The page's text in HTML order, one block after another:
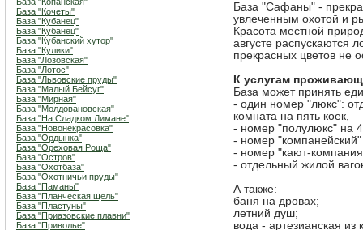
База "Кочеты"
База "Кубанец"
База "Кубанец"
База "Кубанский хутор"
База "Кулики"
База "Лозовская"
База "Лотос"
База "Львовские пруды"
База "Малый Бейсуг"
База "Мирная"
База "Молдовановская"
База "На Сладком Лимане"
База "Новонекрасовка"
База "Ордынка"
База "Ореховая Роща"
База "Остров"
База "Охотбаза"
База "Охотничьи пруды"
База "Паманы"
База "Планческая щель"
База "Пластуны"
База "Приазовские плавни"
База "Приволье"
База "Сафаны" -
увлеченным охотой и
Красота местной
августе распускаются
прекрасных цветов не
К услугам
База может принять
- один номер "люкс":
комната на пять коек,
- номер "полулюкс" на
- номер
- номер "кают-
- отдельный жилой
А также:
баня на дровах;
летний душ;
вода - артезианская из